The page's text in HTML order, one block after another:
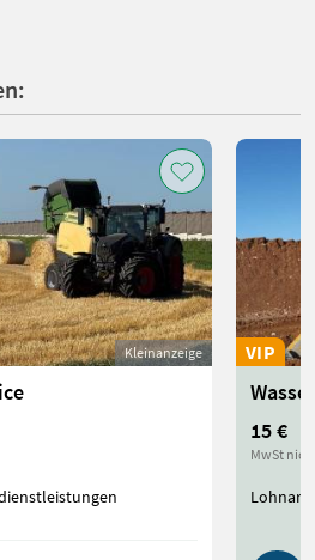
Kleinanzeige VIP
15 €
MwSt